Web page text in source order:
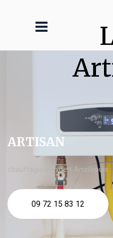
ARTISAN
chauffagiste expert Amplepuis
09 72 15 83 12